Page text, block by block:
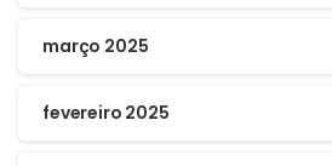
março 2025
fevereiro 2025